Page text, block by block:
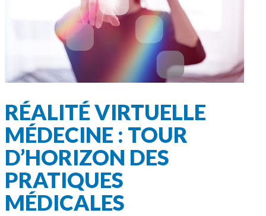
RÉALITÉ VIRTUELLE
MÉDECINE : TOUR
D’HORIZON DES
PRATIQUES
MÉDICALES